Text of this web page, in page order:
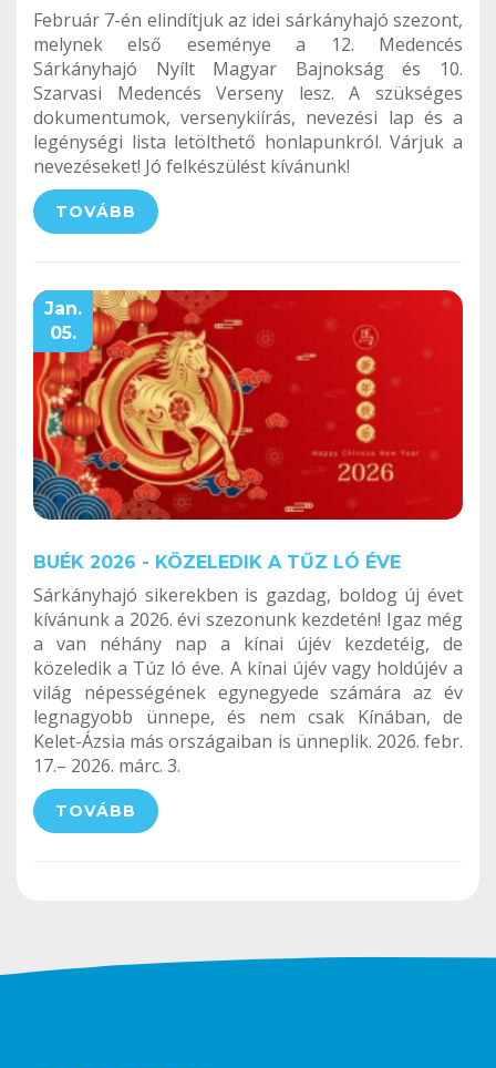
Február 7-én elindítjuk az idei sárkányhajó szezont,
melynek első eseménye a 12. Medencés
Sárkányhajó Nyílt Magyar Bajnokság és 10.
Szarvasi Medencés Verseny lesz. A szükséges
dokumentumok, versenykiírás, nevezési lap és a
legénységi lista letölthető honlapunkról. Várjuk a
nevezéseket! Jó felkészülést kívánunk!
TOVÁBB
Jan.
05.
BUÉK 2026 - KÖZELEDIK A TŰZ LÓ ÉVE
Sárkányhajó sikerekben is gazdag, boldog új évet
kívánunk a 2026. évi szezonunk kezdetén! Igaz még
a van néhány nap a kínai újév kezdetéig, de
közeledik a Túz ló éve. A kínai újév vagy holdújév a
világ népességének egynegyede számára az év
legnagyobb ünnepe, és nem csak Kínában, de
Kelet-Ázsia más országaiban is ünneplik. 2026. febr.
17.– 2026. márc. 3.
TOVÁBB